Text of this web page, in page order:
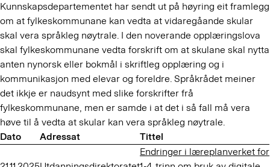
Kunnskapsdepartementet har sendt ut på høyring eit framlegg
om at fylkeskommunane kan vedta at vidaregåande skular
skal vera språkleg nøytrale. I den noverande opplæringslova
skal fylkeskommunane vedta forskrift om at skulane skal nytta
anten nynorsk eller bokmål i skriftleg opplæring og i
kommunikasjon med elevar og foreldre. Språkrådet meiner
det ikkje er naudsynt med slike forskrifter frå
fylkeskommunane, men er samde i at det i så fall må vera
høve til å vedta at skular kan vera språkleg nøytrale.
Dato
Adressat Tittel
Endringer i læreplanverket for